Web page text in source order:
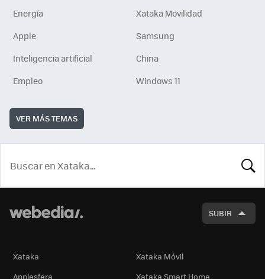
Energía
Xataka Movilidad
Apple
Samsung
Inteligencia artificial
China
Empleo
Windows 11
VER MÁS TEMAS
SUBIR
Xataka
Xataka Móvil
Applesfera
Xataka Smart Home